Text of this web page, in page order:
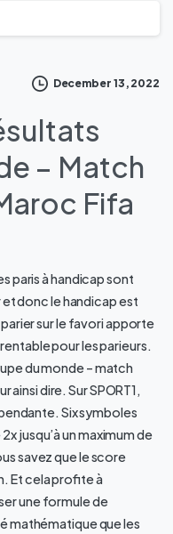
December 13, 2022
– Match
Fifa
paris à handicap sont
et donc le handicap est
parier sur le favori apporte
pour les parieurs.
du monde – match
dire. Sur SPORT1,
Six symboles
jusqu’à un maximum de
savez que le score
Et cela profite à
une formule de
mathématique que les